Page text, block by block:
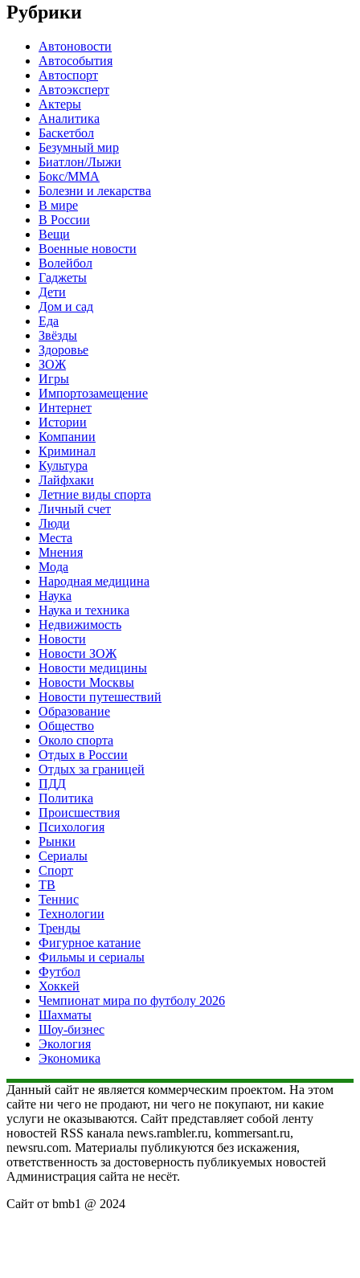
Рубрики
Автоновости
Автособытия
Автоспорт
Автоэксперт
Актеры
Аналитика
Баскетбол
Безумный мир
Биатлон/Лыжи
Бокс/MMA
Болезни и лекарства
В мире
В России
Вещи
Военные новости
Волейбол
Гаджеты
Дети
Дом и сад
Еда
Звёзды
Здоровье
ЗОЖ
Игры
Импортозамещение
Интернет
Истории
Компании
Криминал
Культура
Лайфхаки
Летние виды спорта
Личный счет
Люди
Места
Мнения
Мода
Народная медицина
Наука
Наука и техника
Недвижимость
Новости
Новости ЗОЖ
Новости медицины
Новости Москвы
Новости путешествий
Образование
Общество
Около спорта
Отдых в России
Отдых за границей
ПДД
Политика
Происшествия
Психология
Рынки
Сериалы
Спорт
ТВ
Теннис
Технологии
Тренды
Фигурное катание
Фильмы и сериалы
Футбол
Хоккей
Чемпионат мира по футболу 2026
Шахматы
Шоу-бизнес
Экология
Экономика
Данный сайт не является коммерческим проектом. На этом
сайте ни чего не продают, ни чего не покупают, ни какие
услуги не оказываются. Сайт представляет собой ленту
новостей RSS канала news.rambler.ru, kommersant.ru,
newsru.com. Материалы публикуются без искажения,
ответственность за достоверность публикуемых новостей
Администрация сайта не несёт.
Сайт от bmb1 @ 2024